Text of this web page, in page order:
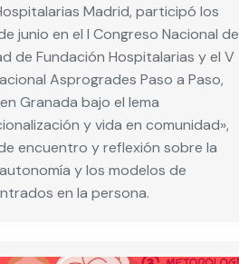
Madrid, participó los
junio en el I Congreso Nacional de
de Fundación Hospitalarias y el V
Asprogrades Paso a Paso,
Granada bajo el lema
y vida en comunidad»,
encuentro y reflexión sobre la
y los modelos de
en la persona.